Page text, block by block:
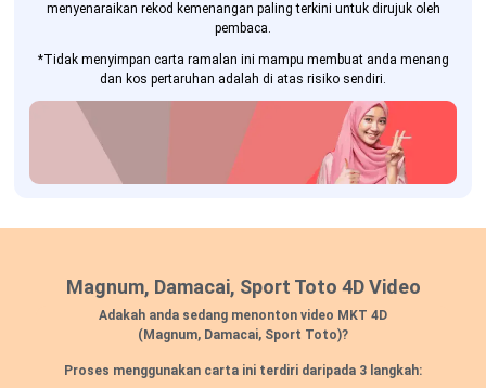
menyenaraikan rekod kemenangan paling terkini untuk dirujuk oleh
pembaca.
*Tidak menyimpan carta ramalan ini mampu membuat anda menang
dan kos pertaruhan adalah di atas risiko sendiri.
Magnum, Damacai, Sport Toto 4D Video
Adakah anda sedang menonton video MKT 4D
(Magnum, Damacai, Sport Toto)?
Proses menggunakan carta ini terdiri daripada 3 langkah: